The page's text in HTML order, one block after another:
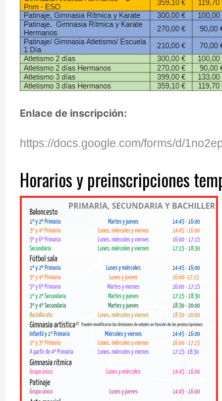
Enlace de inscripción:
https://docs.google.com/forms/d/
Horarios y preinscripciones